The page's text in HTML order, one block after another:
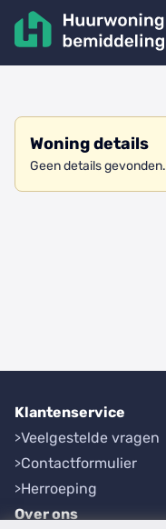
Woning details
Geen details gevonden.
Klantenservice
Veelgestelde vragen
Contactformulier
Herroeping
Over ons